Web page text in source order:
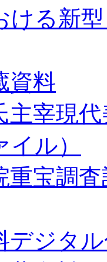
ける新
資料
主宰現
イル）
重宝調
デジタ